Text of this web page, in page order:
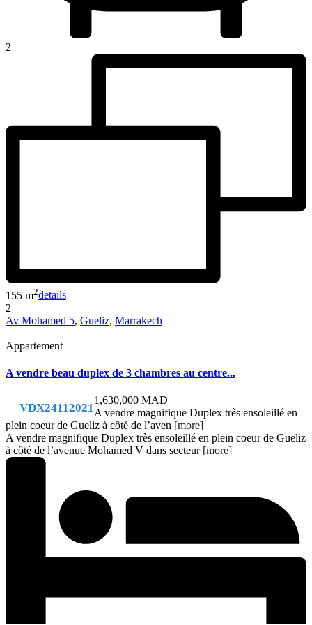
2
155 m2details
2
Av Mohamed 5, Gueliz, Marrakech
Appartement
A vendre beau duplex de 3 chambres au centre...
VDX24112021
1,630,000 MAD
A vendre magnifique Duplex très ensoleillé en
plein coeur de Gueliz à côté de l’aven [more]
A vendre magnifique Duplex très ensoleillé en plein coeur de Gueliz
à côté de l’avenue Mohamed V dans secteur [more]